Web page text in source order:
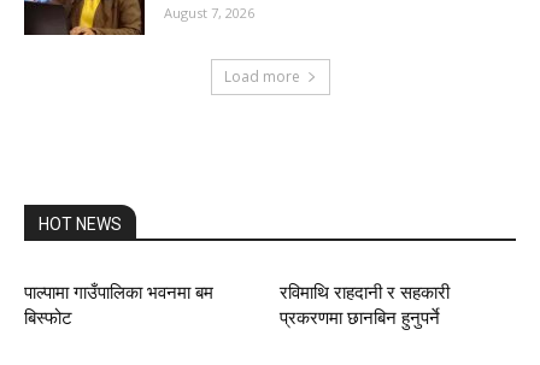
August 7, 2026
Load more
HOT NEWS
पाल्पामा गाउँपालिका भवनमा बम
बिस्फोट
रविमाथि राहदानी र सहकारी
प्रकरणमा छानबिन हुनुपर्ने